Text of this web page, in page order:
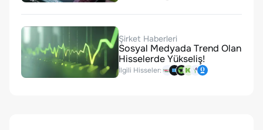
Şirket Haberleri
Sosyal Medyada Trend Olan
Hisselerde Yükseliş!
İlgili Hisseler: